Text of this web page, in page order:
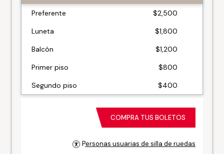
Zona Precio
Preferente
$2,500
Luneta
$1,800
Balcón
$1,200
Primer piso
$800
Segundo piso
$400
COMPRA TUS BOLETOS
Personas usuarias de silla de ruedas